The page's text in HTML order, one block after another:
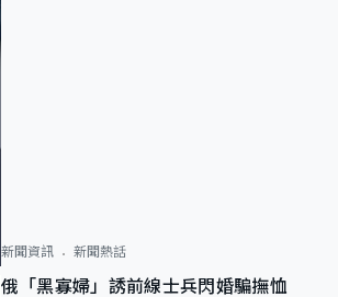
新聞資訊 新聞熱話
俄「黑寡婦」誘前線士兵閃婚騙撫恤